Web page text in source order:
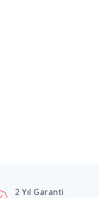
2 Yıl Garanti